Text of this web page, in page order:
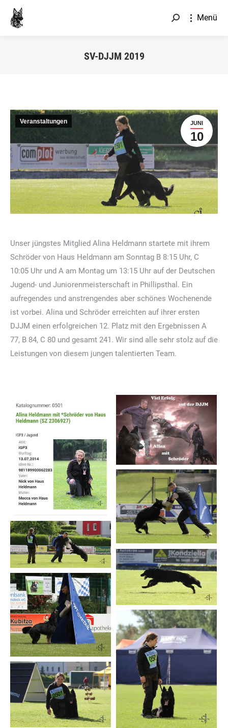
Menü
Search:
SV-DJJM 2019
JUNI
10
Veranstaltungen
Unser jüngstes Mitglied Alina Heldmann startete mit ihrem
Schröder von Haus Heldmann am Sonntag B 8:15 Uhr, C
10:05 Uhr und A am Montag um 13:15 Uhr auf der Deutschen
Jugend- und Juniorenmeisterschaft in Phillipsthal. Ein
aufregendes und anstrengendes aber schönes Wochenende
ist vorbei. Alina und Schröder erreichten auf ihrer ersten
DJJM einen erfolgreichen 12. Platz mit den Ergebnissen A
77, B 84, C 80 und gesamt 241. Wir sind alle sehr stolz auf die
Leistungen von diesem jungen talentierten Team.